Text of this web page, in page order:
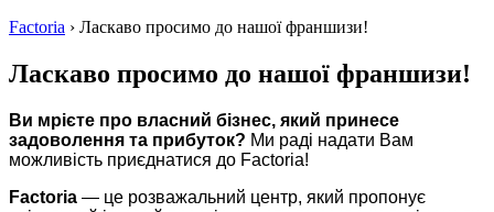
Factoria › Ласкаво просимо до нашої франшизи!
Ласкаво просимо до нашої франшизи!
Ви мрієте про власний бізнес, який принесе
задоволення та прибуток? Ми раді надати Вам
можливість приєднатися до Factoria!
Factoria — це розважальний центр, який пропонує